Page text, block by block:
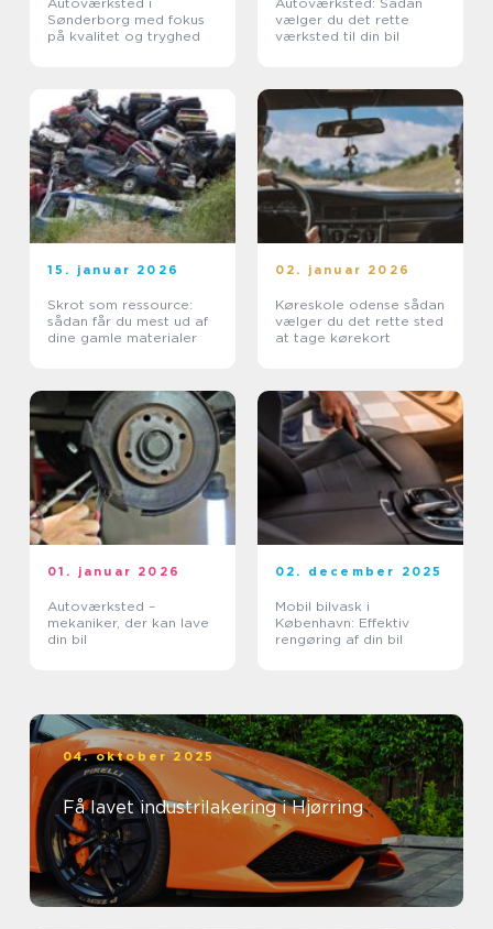
Sønderborg med fokus
på kvalitet og tryghed
vælger du det rette
værksted til din bil
15. januar 2026
Skrot som ressource:
sådan får du mest ud af
dine gamle materialer
02. januar 2026
Køreskole odense sådan
vælger du det rette sted
at tage kørekort
01. januar 2026
Autoværksted –
mekaniker, der kan lave
din bil
02. december 2025
Mobil bilvask i
København: Effektiv
rengøring af din bil
04. oktober 2025
Få lavet industrilakering i Hjørring